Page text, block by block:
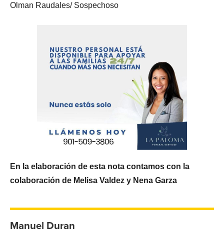
Olman Raudales/ Sospechoso
En la elaboración de esta nota contamos con la
colaboración de Melisa Valdez y Nena Garza
Manuel Duran